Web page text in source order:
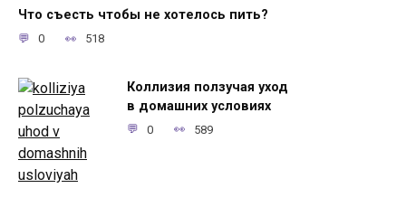
Что съесть чтобы не хотелось пить?
0 518
Коллизия ползучая уход
в домашних условиях
0 589